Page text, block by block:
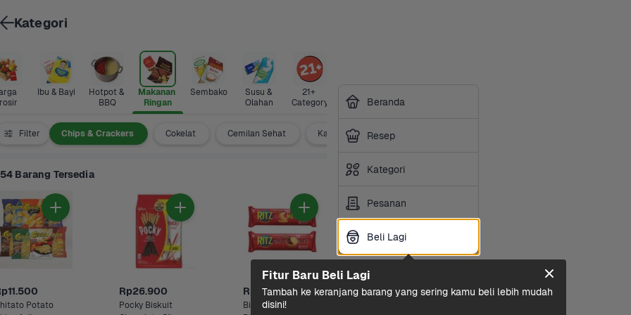
Ibu & Bayi
Hotpot &
BBQ
Makanan
Ringan
Sembako
Susu &
Olahan
21+
Category
Ringan
Filter
Permen Chips & Crackers Cokelat Cemilan Sehat Kacang-kacangan
54 Barang Tersedia
Potato
Rp26.900
Pocky Biskuit
Rp9.900
Biskuit Sandwich
Beranda
Resep
Kategori
Pesanan
Beli Lagi
Kategori
Beli Lagi
Fitur Baru Beli Lagi
Tambah ke keranjang barang yang sering kamu beli lebih mudah
disini!